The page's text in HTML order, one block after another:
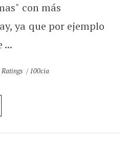
con más
ya que por ejemplo
...
100cia